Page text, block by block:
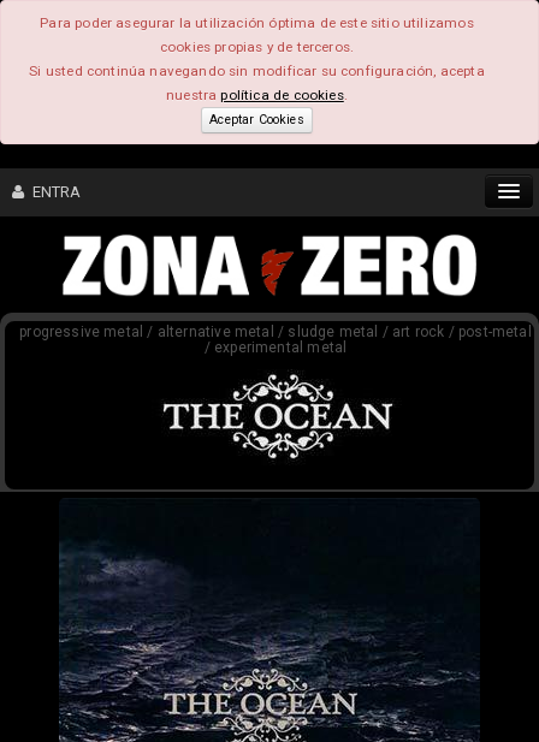
Para poder asegurar la utilización óptima de este sitio utilizamos
cookies propias y de terceros.
Si usted continúa navegando sin modificar su configuración, acepta
nuestrapolítica de cookies.
Aceptar Cookies
ENTRA
CONTENIDO
COMUNIDAD
progressive metal / alternative metal / sludge metal / art rock / post-metal
/ experimental metal